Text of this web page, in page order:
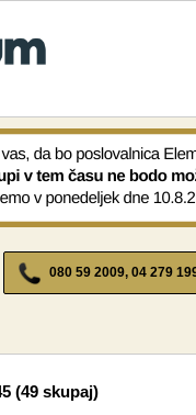
080 59 2009, 04 279
(49skupaj)